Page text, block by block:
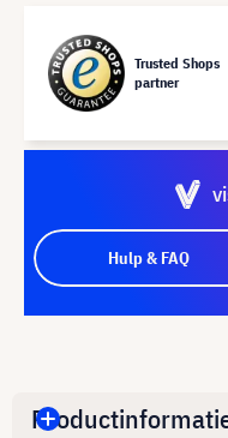
Trusted Shops
partner
Hulp & FAQ